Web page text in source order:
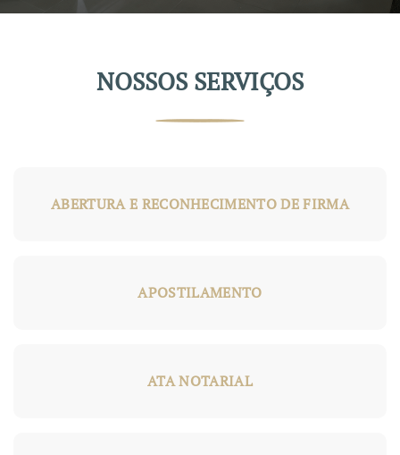
NOSSOS SERVIÇOS
ABERTURA E RECONHECIMENTO DE FIRMA
APOSTILAMENTO
ATA NOTARIAL